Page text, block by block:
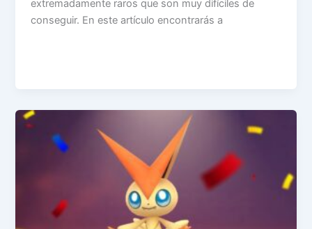
extremadamente raros que son muy difíciles de
conseguir. En este artículo encontrarás a